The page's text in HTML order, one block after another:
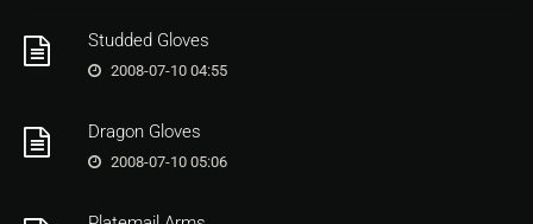
Studded Gloves
2008-07-10 04:55
Dragon Gloves
2008-07-10 05:06